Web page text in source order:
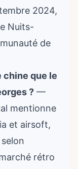
2024,
Nuits-
de
chine que le
? —
mentionne
et airsoft,
rétro